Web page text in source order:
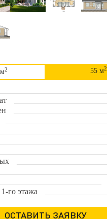
2 55 м2
го этажа